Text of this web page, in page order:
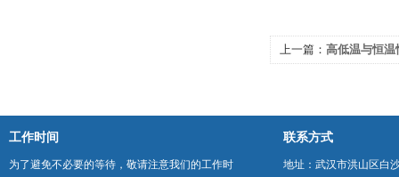
上一篇： 高低温与恒温
工作时间
为了避免不必要的等待，敬请注意我们的工作时
联系方式
地址：武汉市洪山区白